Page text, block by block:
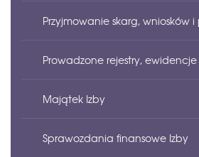
Przyjmowanie skarg, wniosków
Prowadzone rejestry,
Majątek Izby
Sprawozdania finansowe Izby